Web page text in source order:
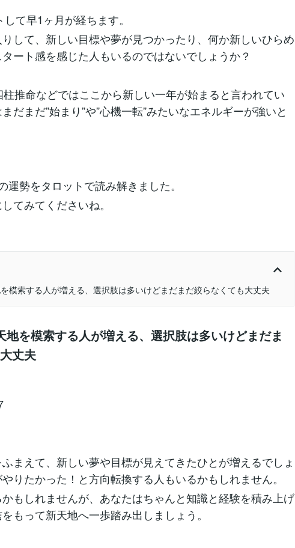
て早1ヶ月が経ちます。
して、新しい目標や夢が見つかったり、何か新しいひらめ
ート感を感じた人もいるのではないでしょうか？
推命などではここから新しい一年が始まると言われてい
だまだ”始まり”や”心機一転”みたいなエネルギーが強いと
運勢をタロットで読み解きました。
てみてくださいね。
模索する人が増える、選択肢は多いけどまだまだ絞らなくても大丈夫
地を模索する人が増える、選択肢は多いけどまだま
丈夫
まえて、新しい夢や目標が見えてきたひとが増えるでしょ
りたかった！と方向転換する人もいるかもしれません。
もしれませんが、あなたはちゃんと知識と経験を積み上げ
もって新天地へ一歩踏み出しましょう。